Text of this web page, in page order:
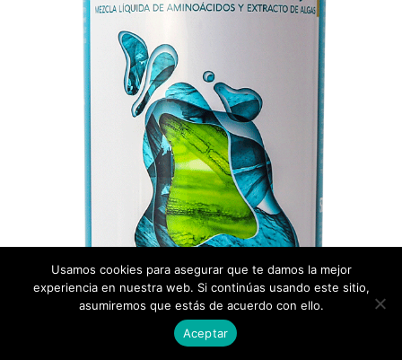
Usamos cookies para asegurar que te damos la mejor
experiencia en nuestra web. Si continúas usando este sitio,
asumiremos que estás de acuerdo con ello.
Aceptar